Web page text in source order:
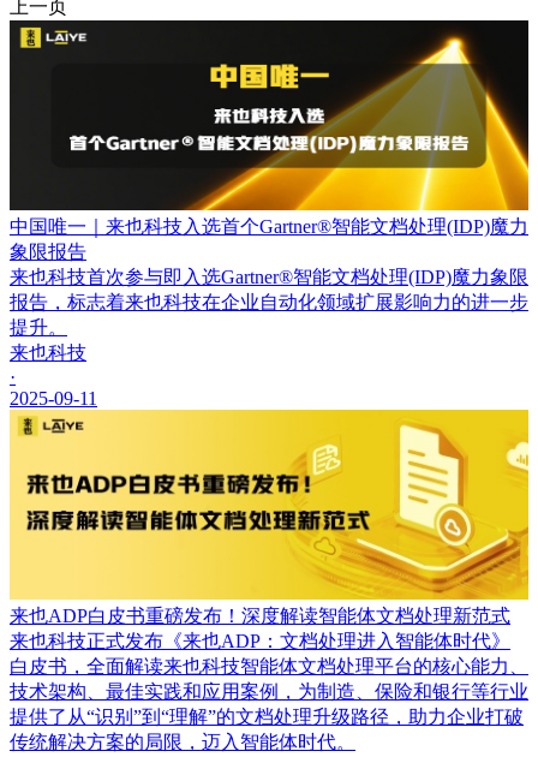
上一页
中国唯一｜来也科技入选首个Gartner®智能文档处理(IDP)魔力
象限报告
来也科技首次参与即入选Gartner®智能文档处理(IDP)魔力象限
报告，标志着来也科技在企业自动化领域扩展影响力的进一步
提升。
来也科技
·
2025-09-11
来也ADP白皮书重磅发布！深度解读智能体文档处理新范式
来也科技正式发布《来也ADP：文档处理进入智能体时代》
白皮书，全面解读来也科技智能体文档处理平台的核心能力、
技术架构、最佳实践和应用案例，为制造、保险和银行等行业
提供了从“识别”到“理解”的文档处理升级路径，助力企业打破
传统解决方案的局限，迈入智能体时代。